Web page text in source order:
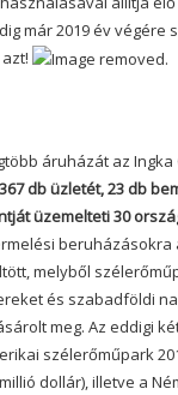
már 2019 év végére
áruházát az
367 db üzletét, 23 db
üzemelteti 30
beruházásokra
melyből
és szabadföldi
meg. Az eddigi
szélerőműpark
dollár), illetve a